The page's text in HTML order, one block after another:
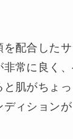
配合した
常に良く
と肌がちょ
ィション